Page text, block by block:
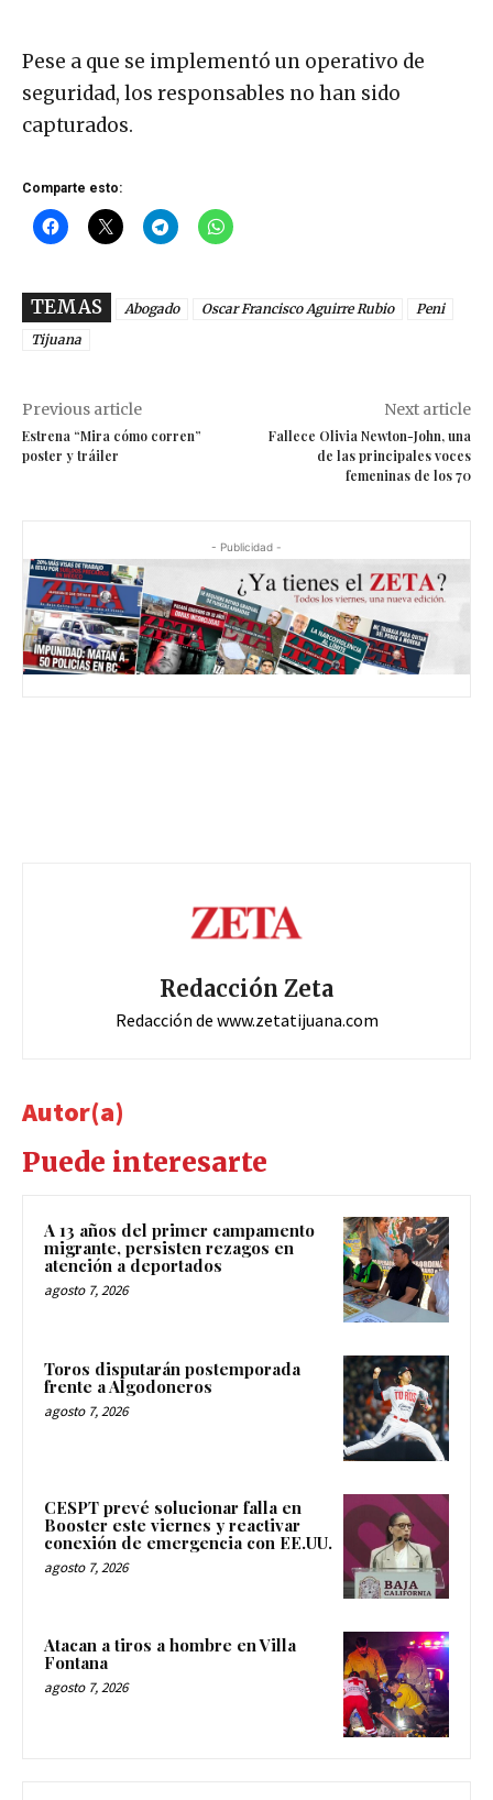
Pese a que se implementó un operativo de
seguridad, los responsables no han sido
capturados.
Comparte esto:
TEMAS Abogado Oscar Francisco Aguirre Rubio
Peni
Tijuana
Previous article
Estrena “Mira cómo corren”
poster y tráiler
Next article
Fallece Olivia Newton-John, una
de las principales voces
femeninas de los 70
- Publicidad -
Redacción Zeta
Redacción de www.zetatijuana.com
Autor(a)
Puede interesarte
A 13 años del primer campamento
migrante, persisten rezagos en
atención a deportados
agosto 7, 2026
Toros disputarán postemporada
frente a Algodoneros
agosto 7, 2026
CESPT prevé solucionar falla en
Booster este viernes y reactivar
conexión de emergencia con EE.UU.
agosto 7, 2026
Atacan a tiros a hombre en Villa
Fontana
agosto 7, 2026